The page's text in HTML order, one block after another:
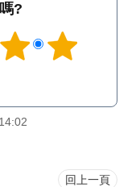
?
回上一頁